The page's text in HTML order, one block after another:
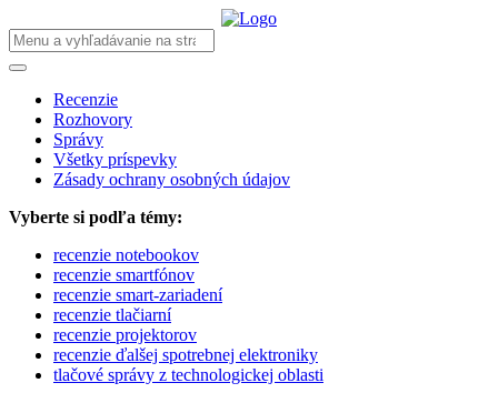
Recenzie
Rozhovory
Správy
Všetky príspevky
Zásady ochrany osobných údajov
Vyberte si podľa témy:
recenzie notebookov
recenzie smartfónov
recenzie smart-zariadení
recenzie tlačiarní
recenzie projektorov
recenzie ďalšej spotrebnej elektroniky
tlačové správy z technologickej oblasti